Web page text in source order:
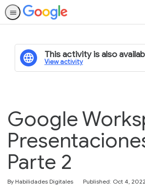
This activity is also
View activity
Google
Parte 2
By Habilidades Digitales Published: Oct 4, 2022
Duration